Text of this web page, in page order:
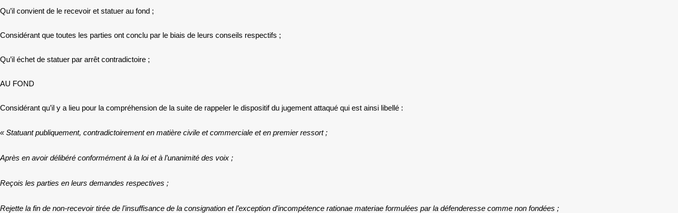
Qu’il convient de le recevoir et statuer au fond ;
Considérant que toutes les parties ont conclu par le biais de leurs conseils respectifs ;
Qu’il échet de statuer par arrêt contradictoire ;
AU FOND
Considérant qu’il y a lieu pour la compréhension de la suite de rappeler le dispositif du jugement attaqué qui est ainsi libellé :
« Statuant publiquement, contradictoirement en matière civile et commerciale et en premier ressort ;
Après en avoir délibéré conformément à la loi et à l’unanimité des voix ;
Reçois les parties en leurs demandes respectives ;
Rejette la fin de non-recevoir tirée de l’insuffisance de la consignation et l’exception d’incompétence rationae materiae formulées par la défenderesse comme non fondées ;